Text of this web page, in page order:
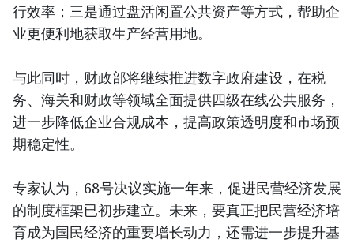
行效率；三是通过盘活闲置公共资产等方式，帮助企
业更便利地获取生产经营用地。
与此同时，财政部将继续推进数字政府建设，在税
务、海关和财政等领域全面提供四级在线公共服务，
进一步降低企业合规成本，提高政策透明度和市场预
期稳定性。
专家认为，68号决议实施一年来，促进民营经济发展
的制度框架已初步建立。未来，要真正把民营经济培
育成为国民经济的重要增长动力，还需进一步提升基